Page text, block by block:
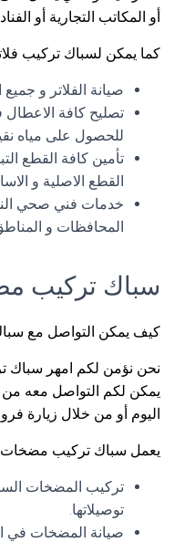
أو المكاتب التجارية أو
كما يمكن لسباك تركيب
صيانة الفلاتر و
تصليح كافة الاعطال
للحصول على مياه
تأمين كافة القطع
القطع الاصلية و
خدمات فني صحي
المحافظات و
سباك تركيب
كيف يمكن التواصل مع
نحن نؤمن لكم امهر سباك
يمكن لكم التواصل معه من
اليوم أو من خلال زيارة
يعمل سباك تركيب مضخات
تركيب المضخات
توصيلاتها.
صيانة المضخات في